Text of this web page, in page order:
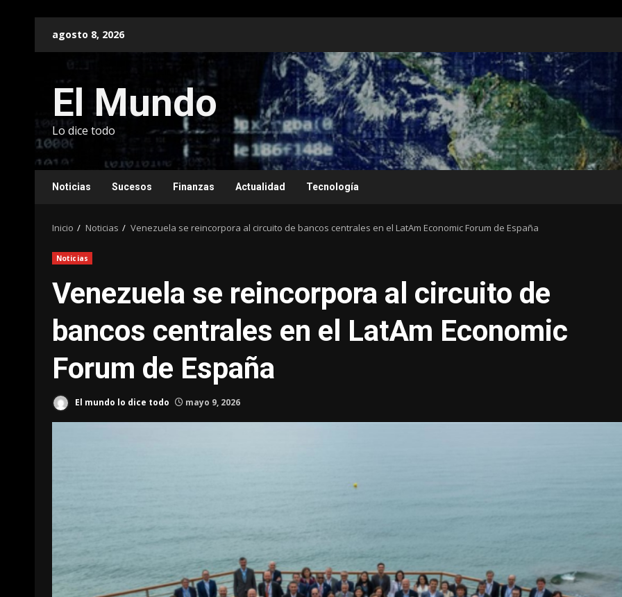
agosto 8, 2026
El Mundo
Lo dice todo
Noticias Sucesos Finanzas Actualidad Tecnología
Inicio Noticias Venezuela se reincorpora al circuito de bancos centrales en el LatAm Economic Forum de España
Noticias
Venezuela se reincorpora al circuito de
bancos centrales en el LatAm Economic
Forum de España
El mundo lo dice todo mayo 9, 2026